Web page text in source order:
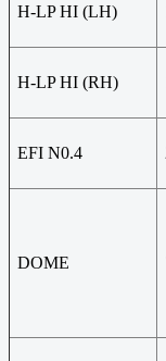
H-LP HI (LH)
H-LP HI (RH)
EFI N0.4
DOME